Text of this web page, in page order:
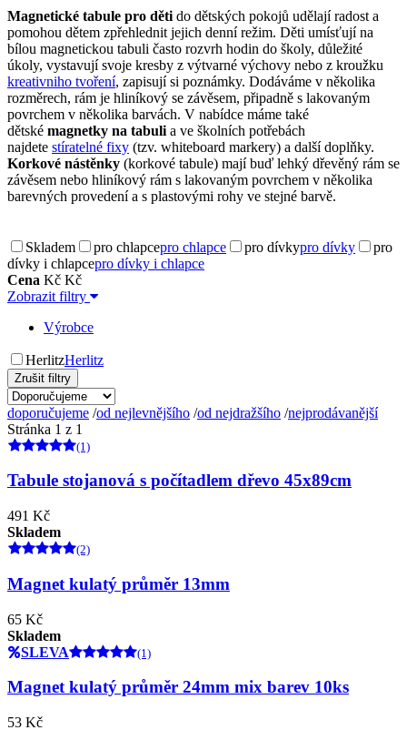
Magnetické tabule pro děti do dětských pokojů udělají radost a
pomohou dětem zpřehlednit jejich denní režim. Děti umísťují na
bílou magnetickou tabuli často rozvrh hodin do školy, důležité
úkoly, vystavují svoje kresby z výtvarné výchovy nebo z kroužku
kreativniho tvoření, zapisují si poznámky. Dodáváme v několika
rozměrech, rám je hliníkový se závěsem, připadně s lakovaným
povrchem v několika barvách. V nabídce máme také
dětské magnetky na tabuli a ve školních potřebách
najdete stíratelné fixy (tzv. whiteboard markery) a další doplňky.
Korkové nástěnky (korkové tabule) mají buď lehký dřevěný rám se
závěsem nebo hliníkový rám s lakovaným povrchem v několika
barevných provedení a s plastovými rohy ve stejné barvě.
Skladem pro chlapcepro chlapce pro dívkypro dívky
pro
dívky i chlapcepro dívky i chlapce
Cena Kč Kč
Zobrazit filtry
Výrobce
HerlitzHerlitz
Zrušit filtry
doporučujeme /od nejlevnějšího /od nejdražšího /nejprodávanější
Stránka 1 z 1
(1)
Tabule stojanová s počítadlem dřevo 45x89cm
491 Kč
Skladem
(2)
Magnet kulatý průměr 13mm
65 Kč
Skladem
SLEVA
(1)
Magnet kulatý průměr 24mm mix barev 10ks
53 Kč